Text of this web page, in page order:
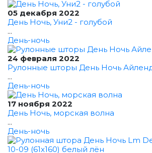
05 декабря 2022
День Ночь, Уни2 - голубой
...
День-ночь
24 февраля 2022
Рулонные шторы День Ночь
...
День-ночь
17 ноября 2022
День Ночь, морская волна
...
День-ночь